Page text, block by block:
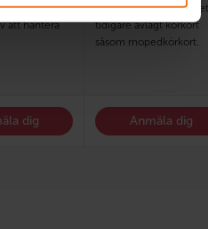
och tidigare
att hantera
vägtrafikkunskap och
tidigare avlagt körkort
såsom mopedkörkort.
dig Anmäla dig